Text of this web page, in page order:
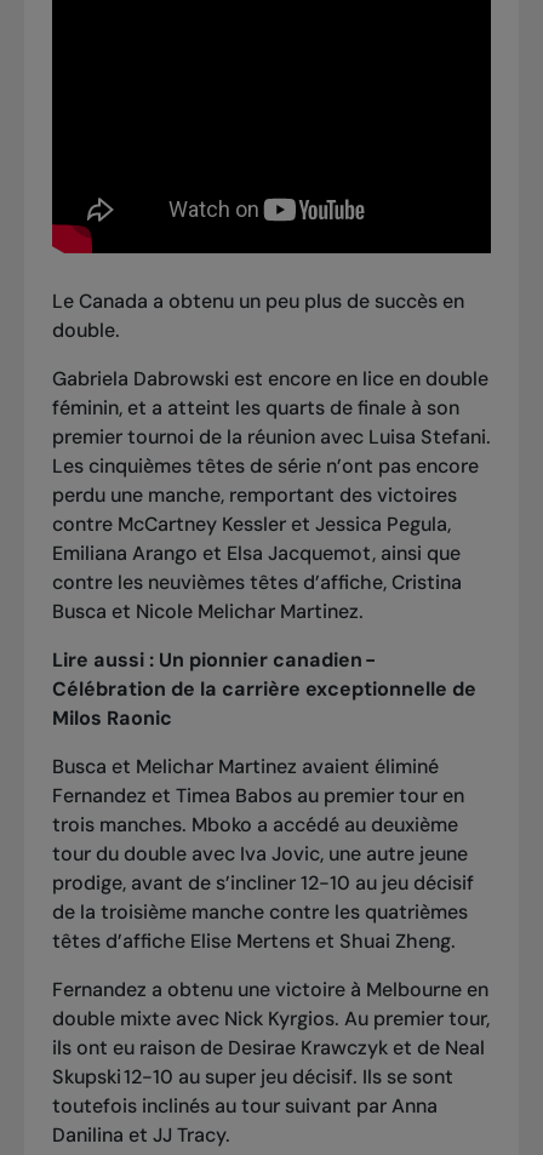
Le Canada a obtenu un peu plus de succès en
double.
Gabriela Dabrowski est encore en lice en double
féminin, et a atteint les quarts de finale à son
premier tournoi de la réunion avec Luisa Stefani.
Les cinquièmes têtes de série n’ont pas encore
perdu une manche, remportant des victoires
contre McCartney Kessler et Jessica Pegula,
Emiliana Arango et Elsa Jacquemot, ainsi que
contre les neuvièmes têtes d’affiche, Cristina
Busca et Nicole Melichar Martinez.
Lire aussi : Un pionnier canadien -
Célébration de la carrière exceptionnelle de
Milos Raonic
Busca et Melichar Martinez avaient éliminé
Fernandez et Timea Babos au premier tour en
trois manches. Mboko a accédé au deuxième
tour du double avec Iva Jovic, une autre jeune
prodige, avant de s’incliner 12-10 au jeu décisif
de la troisième manche contre les quatrièmes
têtes d’affiche Elise Mertens et Shuai Zheng.
Fernandez a obtenu une victoire à Melbourne en
double mixte avec Nick Kyrgios. Au premier tour,
ils ont eu raison de Desirae Krawczyk et de Neal
Skupski 12-10 au super jeu décisif. Ils se sont
toutefois inclinés au tour suivant par Anna
Danilina et JJ Tracy.